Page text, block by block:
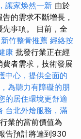
讓家焕然一新 由於
的需求不斷增長，
事項。 目前，全
新竹整骨推薦 經絡按
康 批發行業正在經
者需求，技術發展
中心，提供全面的
為聽力有障礙的朋
的居住環境更舒適
台北外燴服務，滿
業的當前價值為
告預計將達到930